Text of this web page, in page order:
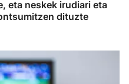
eta neskek irudiari eta
dituzte